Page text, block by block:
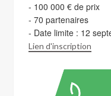
- 100 000 € de prix
- 70 partenaires
- Date limite : 12
Lien d'inscription